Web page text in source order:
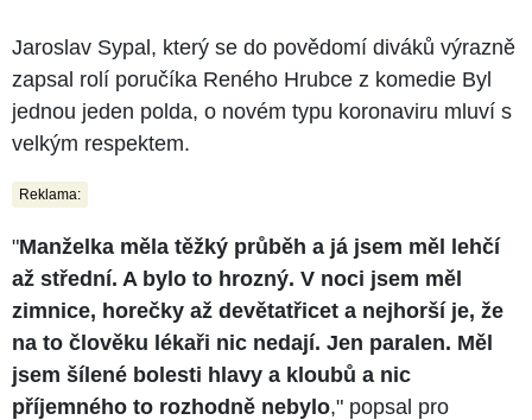
Jaroslav Sypal, který se do povědomí diváků výrazně
zapsal rolí poručíka Reného Hrubce z komedie Byl
jednou jeden polda, o novém typu koronaviru mluví s
velkým respektem.
Reklama:
"Manželka měla těžký průběh a já jsem měl lehčí
až střední. A bylo to hrozný. V noci jsem měl
zimnice, horečky až devětatřicet a nejhorší je, že
na to člověku lékaři nic nedají. Jen paralen. Měl
jsem šílené bolesti hlavy a kloubů a nic
příjemného to rozhodně nebylo," popsal pro